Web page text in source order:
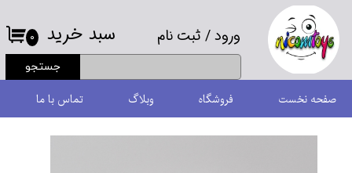
ورود/ ثبت نام
حساب کاربری من
تغییر گذر واژه
سفارشات
جستجو
۰ سبد خرید
صفحه نخست فروشگاه وبلاگ تماس با ما